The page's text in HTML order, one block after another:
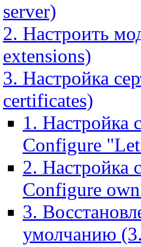
server)
2. Настроить
extensions)
3. Настройка
certificates)
1. Настройка
Configure
2. Настройка
Configure
3.
умолчанию